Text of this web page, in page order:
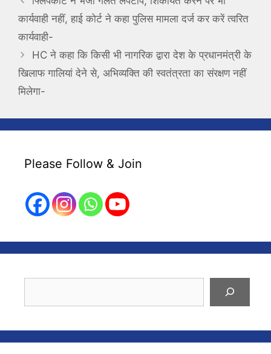
कार्यवाही नहीं, हाई कोर्ट ने कहा पुलिस मामला दर्ज कर करें त्वरित
कार्यवाही-
HC ने कहा कि किसी भी नागरिक द्वारा देश के प्रधानमंत्री के
खिलाफ गालियां देने से, अभिव्यक्ति की स्वतंत्रता का संरक्षण नहीं
मिलेगा-
Please Follow & Join